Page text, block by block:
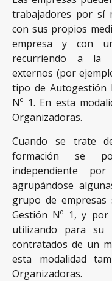
trabajadores por sí
con sus propios
empresa y con
recurriendo a la
externos (por
tipo de Autogestión
Nº 1. En esta
Organizadoras.
Cuando se trate
formación se
independiente
agrupándose
grupo de empresas
Gestión Nº 1, y
utilizando para su
contratados de un
esta modalidad
Organizadoras.